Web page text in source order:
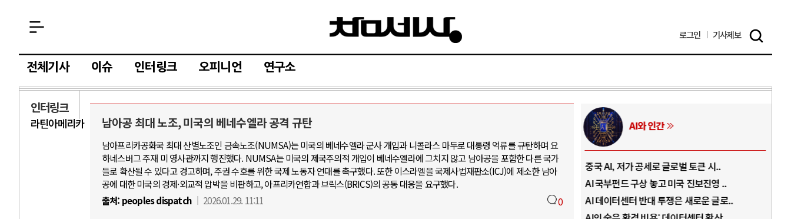
로그인 기사제보
전체기사 이슈 인터링크 오피니언 연구소
인터링크
라틴아메리카 남아공 최대 노조, 미국의 베네수엘라 공격 규탄
남아프리카공화국 최대 산별노조인 금속노조(NUMSA)는 미국의 베네수엘라 군사 개입과 니콜라스 마두로 대통령 억류를 규탄하며 요
하네스버그 주재 미 영사관까지 행진했다. NUMSA는 미국의 제국주의적 개입이 베네수엘라에 그치지 않고 남아공을 포함한 다른 국가
들로 확산될 수 있다고 경고하며, 주권 수호를 위한 국제 노동자 연대를 촉구했다. 또한 이스라엘을 국제사법재판소(ICJ)에 제소한 남아
공에 대한 미국의 경제·외교적 압박을 비판하고, 아프리카연합과 브릭스(BRICS)의 공동 대응을 요구했다.
출처: peoples dispatch 2026.01.29. 11:11 0
AI와 인간
중국 AI, 저가 공세로 글로벌 토큰 시..
AI 국부펀드 구상 놓고 미국 진보진영 ..
AI 데이터센터 반대 투쟁은 새로운 글로..
러시아-우크라이나 전쟁
전쟁의 추상화: 우크라이나, 대리전의 역..
EU·우크라이나 드론 협력 직후, 러시아..
나토, 우크라 군사지원 2027년까지 공..
호르무즈 갈등 격화, 트럼프 정치·경제 ..
호르무즈 해협 통행료를 철회한 트럼프
AI와 인간
중국 AI, 저가 공세로 글로벌 토큰 시..
AI 국부펀드 구상 놓고 미국 진보진영 ..
AI 데이터센터 반대 투쟁은 새로운 글로..